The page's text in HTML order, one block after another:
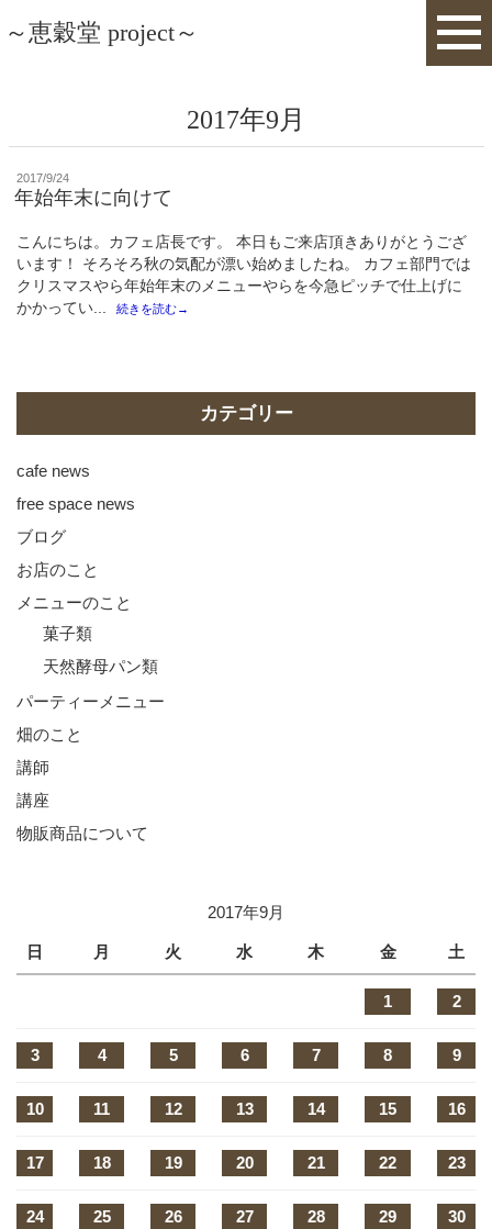
～恵穀堂 project～
2017年9月
投
稿
日:
2017/9/24
年始年末に向けて
こんにちは。カフェ店長です。 本日もご来店頂きありがとうござ
います！ そろそろ秋の気配が漂い始めましたね。 カフェ部門では
クリスマスやら年始年末のメニューやらを今急ピッチで仕上げに
かかってい...
続きを読む→
カテゴリー
cafe news
free space news
ブログ
お店のこと
メニューのこと
菓子類
天然酵母パン類
パーティーメニュー
畑のこと
講師
講座
物販商品について
2017年9月
日 月 火 水 木 金 土
1 2
3 4 5 6 7 8 9
10 11 12 13 14 15 16
17 18 19 20 21 22 23
24 25 26 27 28 29 30